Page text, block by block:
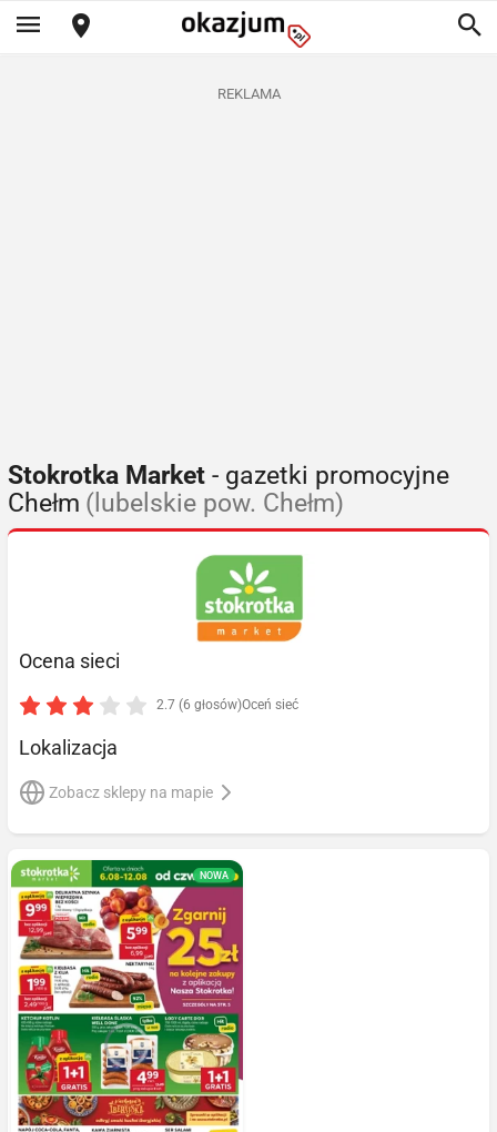
REKLAMA
Stokrotka Market - gazetki promocyjne
Chełm (lubelskie pow. Chełm)
Ocena sieci
2.7 (6 głosów)Oceń sieć
Lokalizacja
Zobacz sklepy na mapie
NOWA